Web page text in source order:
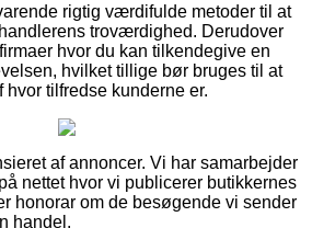
rigtig værdifulde metoder til at
troværdighed. Derudover
hvor du kan tilkendegive en
hvilket tillige bør bruges til at
tilfredse kunderne er.
af annoncer. Vi har samarbejder
nettet hvor vi publicerer butikkernes
honorar om de besøgende vi sender
handel.